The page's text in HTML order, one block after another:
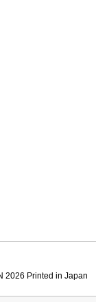
2026 Printed in Japan